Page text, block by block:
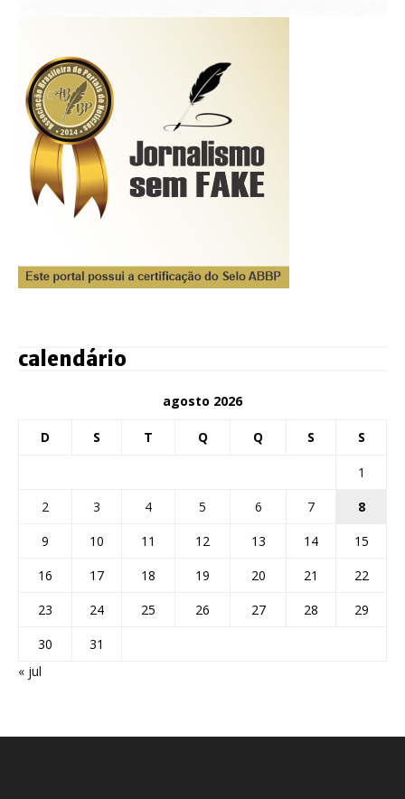
calendário
agosto 2026
D S T Q Q S S
1
2
3 4 5 6 7
8
9
10 11 12 13 14
15
16
17 18 19 20 21
22
23
24 25 26 27 28
29
30
31
« jul